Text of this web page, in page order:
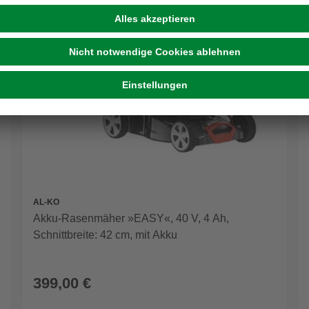
AL-KO
Akku-Rasenmäher »EASY«, 40 V, 4 Ah,
Schnittbreite: 42 cm, mit Akku
399,00 €